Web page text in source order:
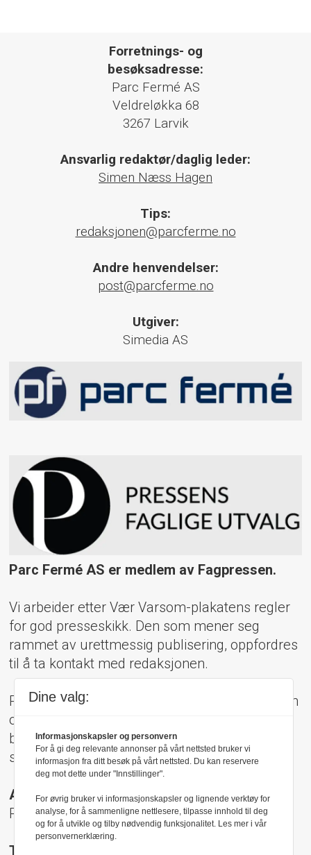
Forretnings- og
besøksadresse:
Parc Fermé AS
Veldreløkka 68
3267 Larvik
Ansvarlig redaktør/daglig leder:
Simen Næss Hagen
Tips:
redaksjonen@parcferme.no
Andre henvendelser:
post@parcferme.no
Utgiver:
Simedia AS
Parc Fermé AS er medlem av Fagpressen.
Vi arbeider etter Vær Varsom-plakatens regler
for god presseskikk. Den som mener seg
rammet av urettmessig publisering, oppfordres
til å ta kontakt med redaksjonen.
Pressens Faglige Utvalg (PFU) er et klageorgan
oppnevnt av Norsk Presseforbund som
behandler klager mot mediene i presseetiske
spørsmål.
Adresse:
Rådhusgt 17, 0158 Oslo
Telefon:
Dine valg:
Informasjonskapsler og personvern
For å gi deg relevante annonser på vårt nettsted bruker vi
informasjon fra ditt besøk på vårt nettsted. Du kan reservere
deg mot dette under "Innstillinger".
For øvrig bruker vi informasjonskapsler og lignende verktøy for
analyse, for å sammenligne nettlesere, tilpasse innhold til deg
og for å utvikle og tilby nødvendig funksjonalitet. Les mer i vår
personvernerklæring.